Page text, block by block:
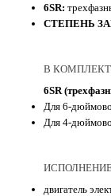
6SR:
СТЕПЕНЬ
В КОМПЛЕКТ
6SR
Для 6-
Для 4-
ИСПОЛНЕНИЕ
двигатель